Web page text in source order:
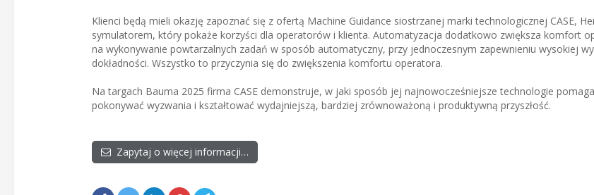
Klienci będą mieli okazję zapoznać się z ofertą Machine Guidance siostrzanej marki technologicznej CASE,
symulatorem, który pokaże korzyści dla operatorów i klienta. Automatyzacja dodatkowo zwiększa komfort
na wykonywanie powtarzalnych zadań w sposób automatyczny, przy jednoczesnym zapewnieniu wysokiej
dokładności. Wszystko to przyczynia się do zwiększenia komfortu operatora.
Na targach Bauma 2025 firma CASE demonstruje, w jaki sposób jej najnowocześniejsze technologie
pokonywać wyzwania i kształtować wydajniejszą, bardziej zrównoważoną i produktywną przyszłość.
Zapytaj o więcej informacji…